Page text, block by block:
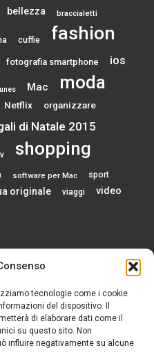
tecnologie come i cookie
del dispositivo. Il
di elaborare dati come il
su questo sito. Non
influire negativamente su alcune
bellezza braccialetti
cuffie fashion
fotografia smartphone ios
Mac moda
Netflix organizzare
di Natale 2015
shopping
software per Mac sport
originale viaggi video
2026
V S
1
2